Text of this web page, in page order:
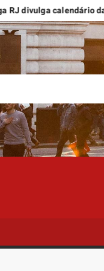
calendário das